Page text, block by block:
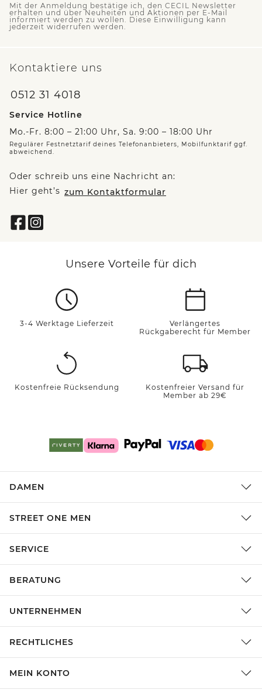
Mit der Anmeldung bestätige ich, den CECIL Newsletter
erhalten und über Neuheiten und Aktionen per E-Mail
informiert werden zu wollen. Diese Einwilligung kann
jederzeit widerrufen werden.
Kontaktiere uns
0512 31 4018
Service Hotline
Mo.-Fr. 8:00 – 21:00 Uhr, Sa. 9:00 – 18:00 Uhr
Regulärer Festnetztarif deines Telefonanbieters, Mobilfunktarif ggf.
abweichend.
Oder schreib uns eine Nachricht an:
Hier geht’s zum Kontaktformular
Unsere Vorteile für dich
3-4 Werktage Lieferzeit
Verlängertes
Rückgaberecht für Member
Kostenfreie Rücksendung
Kostenfreier Versand für
Member ab 29€
DAMEN
STREET ONE MEN
SERVICE
BERATUNG
UNTERNEHMEN
RECHTLICHES
MEIN KONTO